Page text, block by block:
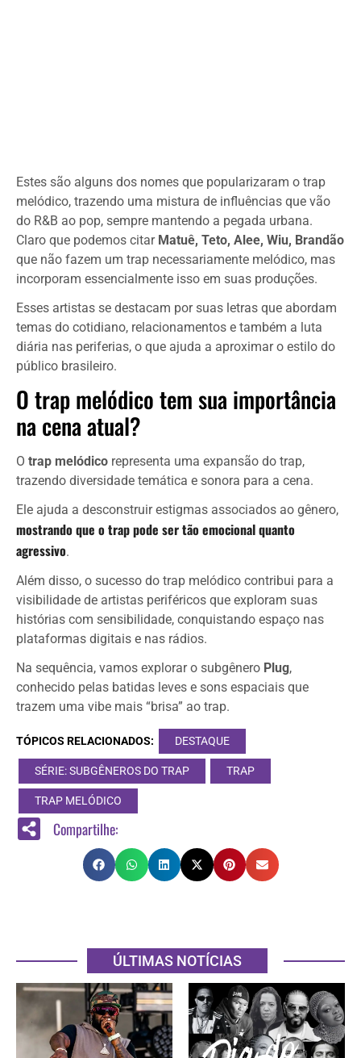
Estes são alguns dos nomes que popularizaram o trap
melódico, trazendo uma mistura de influências que vão
do R&B ao pop, sempre mantendo a pegada urbana.
Claro que podemos citar Matuê, Teto, Alee, Wiu, Brandão
que não fazem um trap necessariamente melódico, mas
incorporam essencialmente isso em suas produções.
Esses artistas se destacam por suas letras que abordam
temas do cotidiano, relacionamentos e também a luta
diária nas periferias, o que ajuda a aproximar o estilo do
público brasileiro.
O trap melódico tem sua importância
na cena atual?
O trap melódico representa uma expansão do trap,
trazendo diversidade temática e sonora para a cena.
Ele ajuda a desconstruir estigmas associados ao gênero,
mostrando que o trap pode ser tão emocional quanto
agressivo.
Além disso, o sucesso do trap melódico contribui para a
visibilidade de artistas periféricos que exploram suas
histórias com sensibilidade, conquistando espaço nas
plataformas digitais e nas rádios.
Na sequência, vamos explorar o subgênero Plug,
conhecido pelas batidas leves e sons espaciais que
trazem uma vibe mais “brisa” ao trap.
TÓPICOS RELACIONADOS: DESTAQUE
SÉRIE: SUBGÊNEROS DO TRAP TRAP
TRAP MELÓDICO
Compartilhe:
ÚLTIMAS NOTÍCIAS